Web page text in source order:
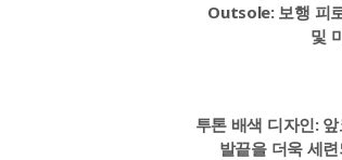
Outsole:보행 피
및
투톤 배색 디자인:
발끝을 더욱 세